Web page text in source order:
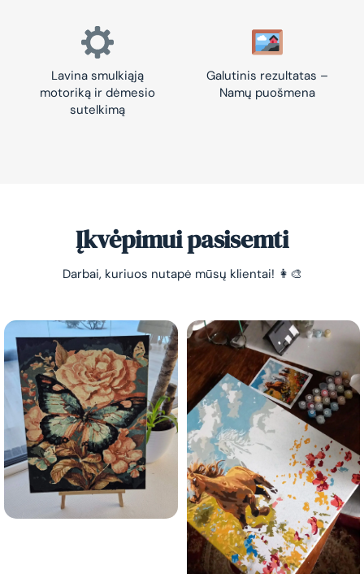
Lavina smulkiąją
motoriką ir dėmesio
sutelkimą
Galutinis rezultatas –
Namų puošmena
Įkvėpimui pasisemti
Darbai, kuriuos nutapė mūsų klientai! 👩‍🎨